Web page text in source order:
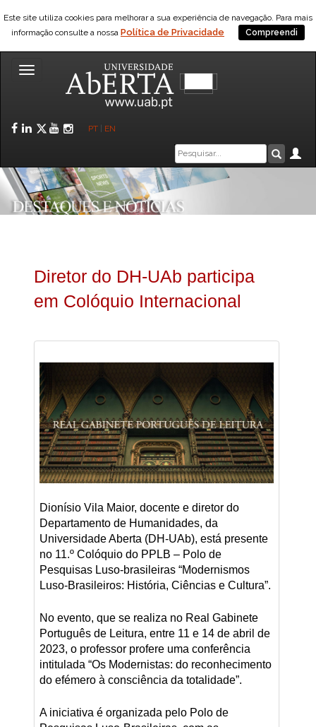
Este site utiliza cookies para melhorar a sua experiência de navegação. Para mais
informação consulte a nossa Política de Privacidade Compreendi
Toggle
Facebook
LinkedIn
Twitter
YouTube
Instagram
PT EN
Caixa
de
pesquisa
Diretor do DH-UAb participa
em Colóquio Internacional
Dionísio Vila Maior, docente e diretor do
Departamento de Humanidades, da
Universidade Aberta (DH-UAb), está presente
no 11.º Colóquio do PPLB – Polo de
Pesquisas Luso-brasileiras “Modernismos
Luso-Brasileiros: História, Ciências e Cultura”.
No evento, que se realiza no Real Gabinete
Português de Leitura, entre 11 e 14 de abril de
2023, o professor profere uma conferência
intitulada “Os Modernistas: do reconhecimento
do efémero à consciência da totalidade”.
A iniciativa é organizada pelo Polo de